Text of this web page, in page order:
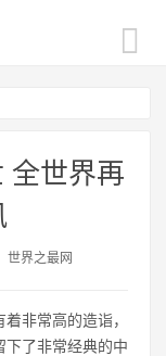
全世界再
世界之最网
非常高的造诣，
下了非常经典的中